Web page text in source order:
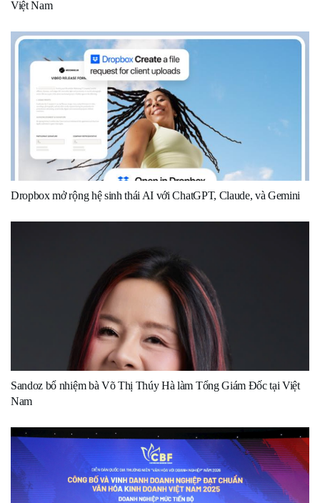
Việt Nam
Dropbox mở rộng hệ sinh thái AI với ChatGPT, Claude, và Gemini
Sandoz bổ nhiệm bà Võ Thị Thúy Hà làm Tổng Giám Đốc tại Việt
Nam